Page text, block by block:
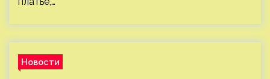
Новости